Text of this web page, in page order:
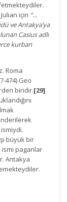
için “…
ve Antakya’ya
Casius adlı
kurban
Roma
474) Geo
biridir.[29]
büyük bir
ismi paganlar
Antakya